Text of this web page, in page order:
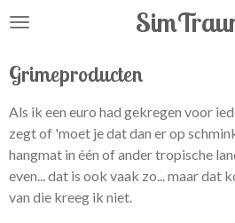
Ga
de
Grimeproducten
Als ik een euro had gekregen voor
zegt of 'moet je dat dan er op
hangmat in één of ander tropische
even... dat is ook vaak zo... maar dat
van die kreeg ik niet.